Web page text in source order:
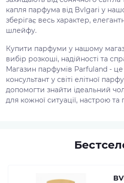
капля парфума від Bvlgari у
зберігає весь характер,
шлейфу.
Купити парфуми у нашому
вибір розкоші, надійності та
Магазин парфумів Parfuland -
консультант у світі елітної
допомогти знайти ідеальний
для кожної ситуації, настрою та